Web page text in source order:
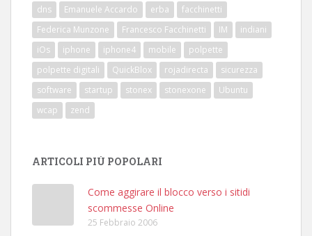
dns
Emanuele Accardo erba
facchinetti
Federica Munzone
Francesco Facchinetti IM
indiani
iOs
iphone iphone4 mobile
polpette
polpette digitali
QuickBlox rojadirecta
sicurezza
software
startup stonex stonexone
Ubuntu
wcap
zend
ARTICOLI PIÙ POPOLARI
Come aggirare il blocco verso i sitidi
scommesse Online
25 Febbraio 2006